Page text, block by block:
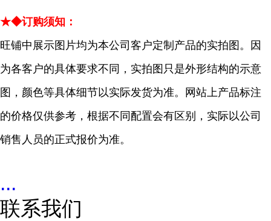
★◆订购须知：
旺铺中展示图片均为本公司客户定制产品的实拍图。因
为各客户的具体要求不同，实拍图只是外形结构的示意
图，颜色等具体细节以实际发货为准。网站上产品标注
的价格仅供参考，根据不同配置会有区别，实际以公司
销售人员的正式报价为准。
...
联系我们